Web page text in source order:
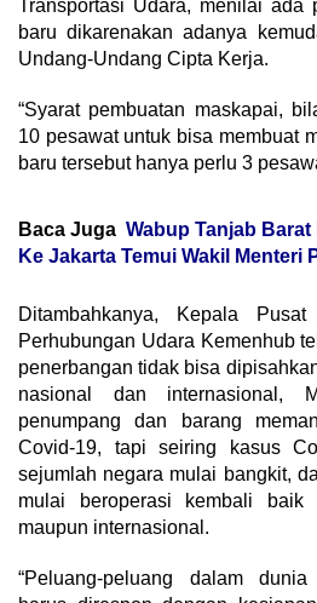
Transportasi Udara, menilai ada
baru dikarenakan adanya
Undang-Undang Cipta Kerja.
“Syarat pembuatan maskapai,
10 pesawat untuk bisa membuat
baru tersebut hanya perlu 3
Baca Juga Wabup Tanjab
Ke Jakarta Temui Wakil Menteri
Ditambahkanya, Kepala
Perhubungan Udara Kemenhub
penerbangan tidak bisa
nasional dan internasional,
penumpang dan barang
Covid-19, tapi seiring kasus
sejumlah negara mulai bangkit,
mulai beroperasi kembali baik
maupun internasional.
“Peluang-peluang dalam